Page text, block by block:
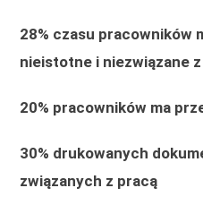
28% czasu pracowników
nieistotne i niezwiązane
20% pracowników ma
30% drukowanych
związanych z pracą